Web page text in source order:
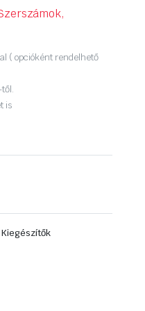
( opcióként rendelhető
is